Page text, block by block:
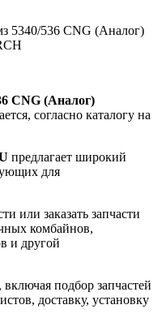
5340/536 CNG (Аналог)
CNG (Аналог)
согласно каталогу на
предлагает широкий
для
или заказать запчасти
комбайнов,
и другой
подбор запчастей
доставку, установку